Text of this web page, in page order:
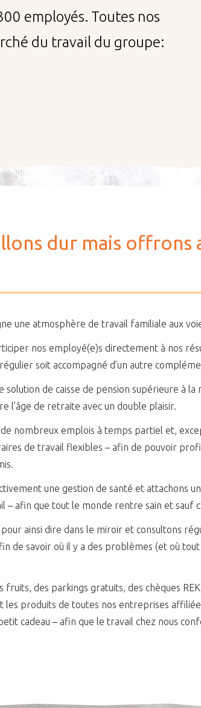
employés. Toutes nos
du travail du groupe:
dur mais offrons
une atmosphère de travail familiale aux
nos employé(e)s directement à nos
soit accompagné d’un autre
solution de caisse de pension supérieure à la
l’âge de retraite avec un double plaisir.
de nombreux emplois à temps partiel et,
de travail flexibles – afin de pouvoir
une gestion de santé et attachons
– afin que tout le monde rentre sain et sauf
ainsi dire dans le miroir et consultons
de savoir où il y a des problèmes (et où
fruits, des parkings gratuits, des chèques
les produits de toutes nos entreprises
cadeau – afin que le travail chez nous